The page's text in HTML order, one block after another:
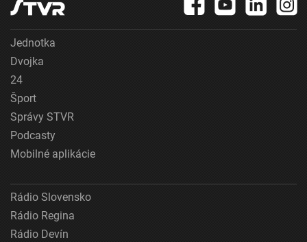
Jednotka
Dvojka
24
Šport
Správy STVR
Podcasty
Mobilné aplikácie
Rádio Slovensko
Rádio Regina
Rádio Devín